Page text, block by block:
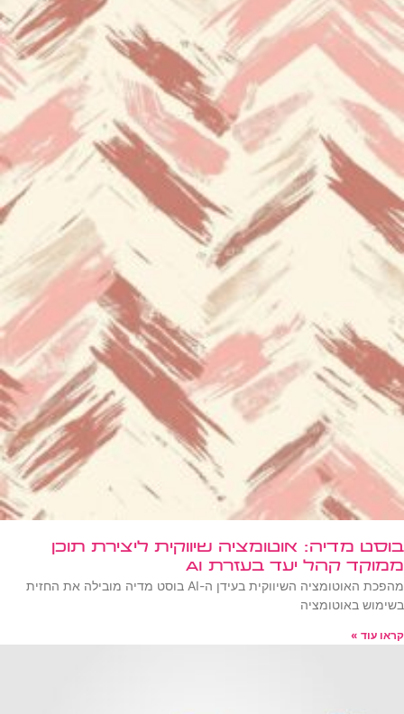
בוסט מדיה: אוטומציה שיווקית ליצירת תוכן
ממוקד קהל יעד בעזרת AI
מהפכת האוטומציה השיווקית בעידן ה-AI בוסט מדיה מובילה את החזית
בשימוש באוטומציה
קראו עוד »